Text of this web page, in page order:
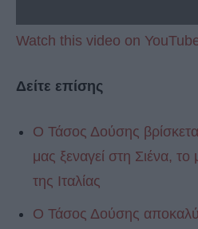
Watch this video on
Δείτε επίσης
Ο Τάσος Δούσης
μας ξεναγεί στη Σιένα, το
της Ιταλίας
Ο Τάσος Δούσης